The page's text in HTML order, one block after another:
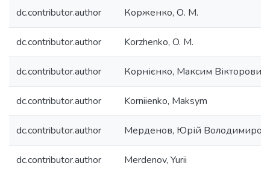
dc.contributor.author Корженко, О. М.
dc.contributor.author Korzhenko, O. M.
dc.contributor.author Корнієнко, Максим Вікторович
dc.contributor.author Korniienko, Maksym
dc.contributor.author Мерденов, Юрій
dc.contributor.author Merdenov, Yurii